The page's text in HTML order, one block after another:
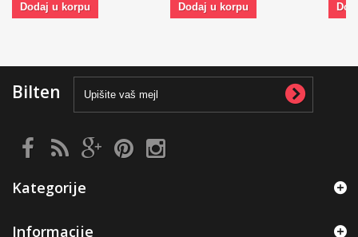
Dodaj u korpu Dodaj u korpu
Bilten
Kategorije
Informacije